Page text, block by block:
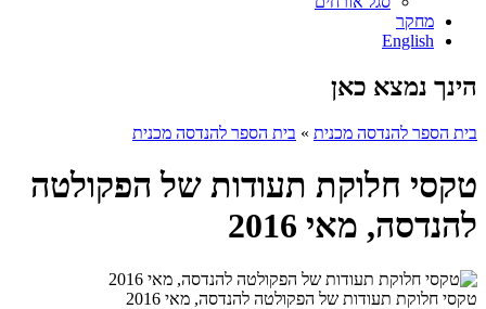
מחקר
English
הינך נמצא כאן
בית הספר להנדסה מכנית » בית הספר להנדסה מכנית
טקסי חלוקת תעודות של הפקולטה
להנדסה, מאי 2016
טקסי חלוקת תעודות של הפקולטה להנדסה, מאי 2016